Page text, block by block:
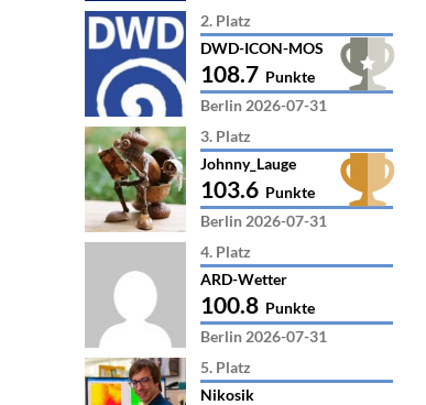
2. Platz
DWD-ICON-MOS
108.7 Punkte
Berlin 2026-07-31
3. Platz
Johnny_Lauge
103.6 Punkte
Berlin 2026-07-31
4. Platz
ARD-Wetter
100.8 Punkte
Berlin 2026-07-31
5. Platz
Nikosik